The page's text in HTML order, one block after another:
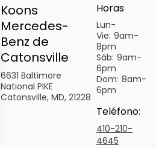
Koons
Mercedes-
Benz de
Catonsville
6631 Baltimore
National PIKE
Catonsville, MD, 21228
Horas
Lun-
Vie: 9am-
8pm
Sáb: 9am-
6pm
Dom: 8am-
6pm
Teléfono:
410-210-
4645